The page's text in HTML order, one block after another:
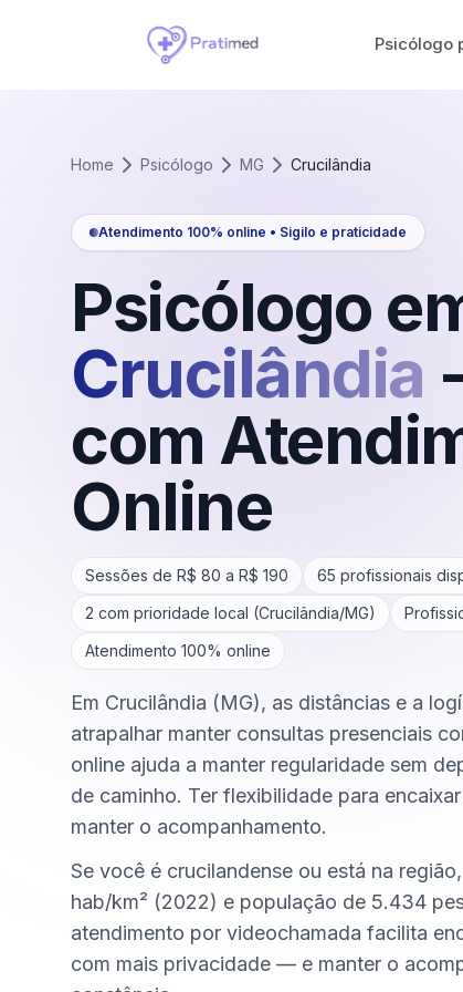
Psicólogo
Home Psicólogo MG Crucilândia
Atendimento 100% online • Sigilo e praticidade
Psicólogo
Crucilândia
com
Online
Sessões de R$ 80 a R$ 190 65 profissionais
2 com prioridade local (Crucilândia/MG)
Atendimento 100% online
Em Crucilândia (MG), as distâncias e a
atrapalhar manter consultas presenciais
online ajuda a manter regularidade sem
de caminho. Ter flexibilidade para
manter o acompanhamento.
Se você é crucilandense ou está na
hab/km² (2022) e população de 5.434
atendimento por videochamada facilita
com mais privacidade — e manter o